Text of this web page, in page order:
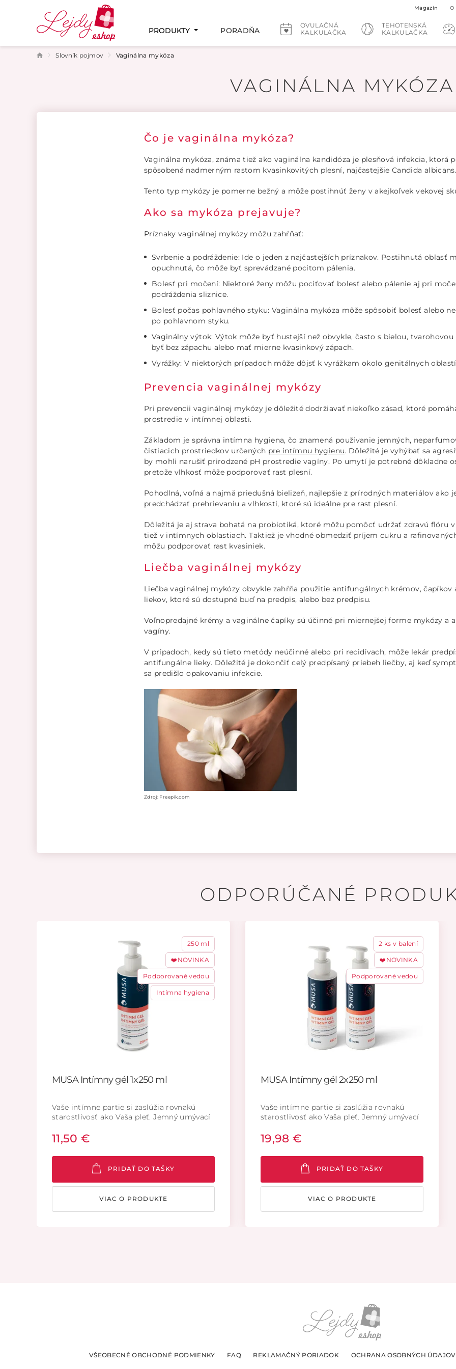
Slovník pojmov Vaginálna mykóza
VAGINÁLNA MYKÓZA
Čo je vaginálna mykóza?
Vaginálna mykóza, známa tiež ako vaginálna kandidóza je plesňová infekcia, ktorá
spôsobená nadmerným rastom kvasinkovitých plesní, najčastejšie Candida albicans.
Tento typ mykózy je pomerne bežný a môže postihnúť ženy v akejkoľvek vekovej
Ako sa mykóza prejavuje?
Príznaky vaginálnej mykózy môžu zahŕňať:
Svrbenie a podráždenie: Ide o jeden z najčastejších príznakov. Postihnutá oblasť
opuchnutá, čo môže byť sprevádzané pocitom pálenia.
Bolesť pri močení: Niektoré ženy môžu pociťovať bolesť alebo pálenie aj pri
podráždenia sliznice.
Bolesť počas pohlavného styku: Vaginálna mykóza môže spôsobiť bolesť alebo
po pohlavnom styku.
Vaginálny výtok: Výtok môže byť hustejší než obvykle, často s bielou, tvarohovou
byť bez zápachu alebo mať mierne kvasinkový zápach.
Vyrážky: V niektorých prípadoch môže dôjsť k vyrážkam okolo genitálnych
Prevencia vaginálnej mykózy
Pri prevencii vaginálnej mykózy je dôležité dodržiavať niekoľko zásad, ktoré
prostredie v intímnej oblasti.
Základom je správna intímna hygiena, čo znamená používanie jemných,
čistiacich prostriedkov určených pre intímnu hygienu. Dôležité je vyhýbať sa
by mohli narušiť prirodzené pH prostredie vagíny. Po umytí je potrebné dôkladne
pretože vlhkosť môže podporovať rast plesní.
Pohodlná, voľná a najmä priedušná bielizeň, najlepšie z prírodných materiálov ako
predchádzať prehrievaniu a vlhkosti, ktoré sú ideálne pre rast plesní.
Dôležitá je aj strava bohatá na probiotiká, ktoré môžu pomôcť udržať zdravú flóru
tiež v intímnych oblastiach. Taktiež je vhodné obmedziť príjem cukru a
môžu podporovať rast kvasiniek.
Liečba vaginálnej mykózy
Liečba vaginálnej mykózy obvykle zahŕňa použitie antifungálnych krémov, čapíkov
liekov, ktoré sú dostupné buď na predpis, alebo bez predpisu.
Voľnopredajné krémy a vaginálne čapíky sú účinné pri miernejšej forme mykózy a
vagíny.
V prípadoch, kedy sú tieto metódy neúčinné alebo pri recidívach, môže lekár
antifungálne lieky. Dôležité je dokončiť celý predpísaný priebeh liečby, aj keď
sa predišlo opakovaniu infekcie.
Zdroj: Freepik.com
ODPORÚČANÉ
250 ml
❤️NOVINKA
Podporované vedou
Intímna hygiena
MUSA Intímny gél 1x250 ml
Vaše intímne partie si zaslúžia rovnakú
starostlivosť ako Vaša pleť. Jemný umývací
partie, ktorý rešpektuje prirodzenú
obranyschopnosť a flóru intímnej oblasti a
nemení pH.
11,50 €
PRIDAŤ DO TAŠKY
VIAC O PRODUKTE
2 ks v balení
❤️NOVINKA
Podporované vedou
MUSA Intímny gél 2x250 ml
Vaše intímne partie si zaslúžia rovnakú
starostlivosť ako Vaša pleť. Jemný umývací
partie, ktorý rešpektuje prirodzenú
obranyschopnosť a flóru intímnej oblasti a
nemení pH.
19,98 €
PRIDAŤ DO TAŠKY
VIAC O PRODUKTE
VŠEOBECNÉ OBCHODNÉ PODMIENKY FAQ REKLAMAČNÝ PORIADOK OCHRANA OSOBNÝCH ÚDAJOV
PRODUKTY PORADŇA
OVULAČNÁ
KALKULAČKA
TEHOTENSKÁ
KALKULAČKA
Magazín O